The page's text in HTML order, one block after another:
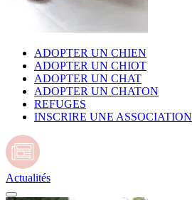
ADOPTER UN CHIEN
ADOPTER UN CHIOT
ADOPTER UN CHAT
ADOPTER UN CHATON
REFUGES
INSCRIRE UNE ASSOCIATION
Actualités